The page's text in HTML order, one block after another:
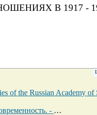
В 1917 -
of the Russian Academy of
- 2006. - С. 37-54.